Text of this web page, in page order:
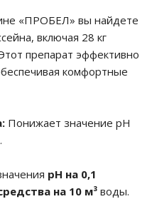
«ПРОБЕЛ» вы найдете
включая 28 кг
препарат эффективно
комфортные
Понижает значение pH
pH на 0,1
на 10 м³ воды.